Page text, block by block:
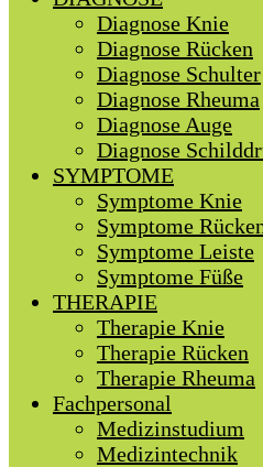
Diagnose Knie
Diagnose Rücken
Diagnose Schulter
Diagnose Rheuma
Diagnose Auge
Diagnose
SYMPTOME
Symptome Knie
Symptome
Symptome Leiste
Symptome Füße
THERAPIE
Therapie Knie
Therapie Rücken
Therapie Rheuma
Fachpersonal
Medizinstudium
Medizintechnik